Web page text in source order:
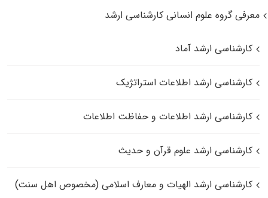
معرفی گروه علوم انسانی کارشناسی ارشد
کارشناسی ارشد آماد
کارشناسی ارشد اطلاعات استراتژیک
کارشناسی ارشد اطلاعات و حفاظت اطلاعات
کارشناسی ارشد علوم قرآن و حدیث
کارشناسی ارشد الهیات و معارف اسلامی (مخصوص اهل سنت)